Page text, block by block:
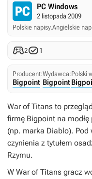
PC Windows
2 listopada 2009
Polskie napisy.Angielskie
21
Producent:
Bigpoint
Wydawca:
Bigpoint
Polski
War of Titans to
firmę Bigpoint na modłę
(np. marka Diablo). Pod
czynienia z tytułem
Rzymu.
W War of Titans gracz